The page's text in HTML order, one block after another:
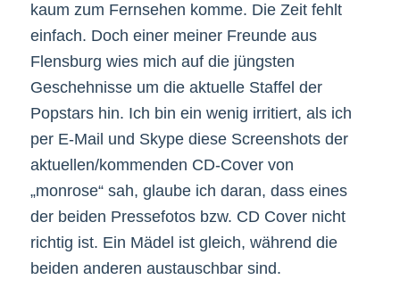
kaum zum Fernsehen komme. Die Zeit fehlt
einfach. Doch einer meiner Freunde aus
Flensburg wies mich auf die jüngsten
Geschehnisse um die aktuelle Staffel der
Popstars hin. Ich bin ein wenig irritiert, als ich
per E-Mail und Skype diese Screenshots der
aktuellen/kommenden CD-Cover von
„monrose“ sah, glaube ich daran, dass eines
der beiden Pressefotos bzw. CD Cover nicht
richtig ist. Ein Mädel ist gleich, während die
beiden anderen austauschbar sind.